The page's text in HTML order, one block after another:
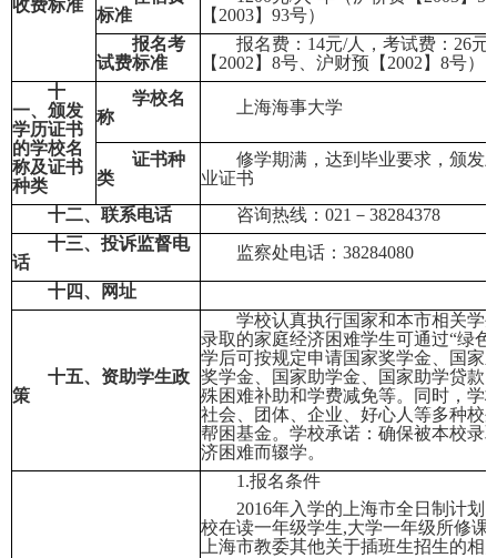
收费标准
标准
【 2003】 93号）
报名考
试费标准
报名费： 14元/人，考试费： 26元
【 2002 】 8号、沪财预【 2002 】 8号）
十
一、颁发
学历证书
的学校名
称及证书
种类
学校名
称
上海海事大学
证书种
类
修学期满，达到毕业要求，颁发
业证书
十二、联系电话
咨询热线： 021 － 38284378
十三、投诉监督电
话
监察处电话： 38284080
十四、网址
十五、资助学生政
策
学校认真执行国家和本市相关学
录取的家庭经济困难学生可通过“绿色
学后可按规定申请国家奖学金、国家
奖学金、国家助学金、国家助学贷款
殊困难补助和学费减免等。同时，学
社会、团体、企业、好心人等多种校
帮困基金。学校承诺：确保被本校录
济困难而辍学。
1.报名条件
2016年入学的上海市全日制计划
校在读一年级学生,大学一年级所修课
上海市教委其他关于插班生招生的相